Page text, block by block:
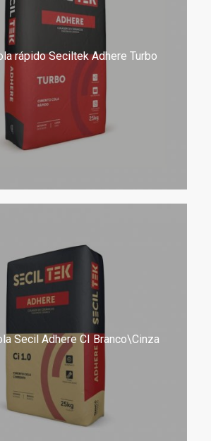
rápido Seciltek Adhere Turbo
Secil Adhere CI Branco\Cinza